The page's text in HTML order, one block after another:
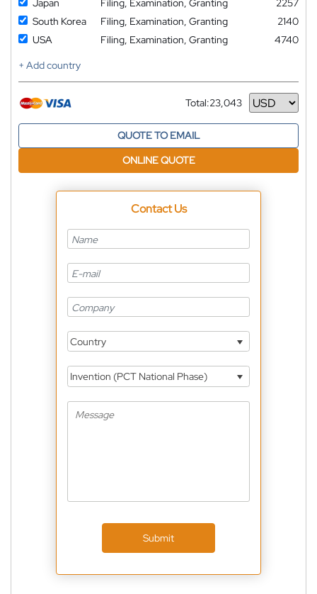
Japan Filing, Examination, Granting
2257
South Korea
Filing, Examination, Granting
2140
USA
Filing, Examination, Granting
4740
+ Add country
Total:23,043
Currency
QUOTE TO EMAIL
ONLINE QUOTE
Contact Us
Country
Invention (PCT National Phase)
Submit